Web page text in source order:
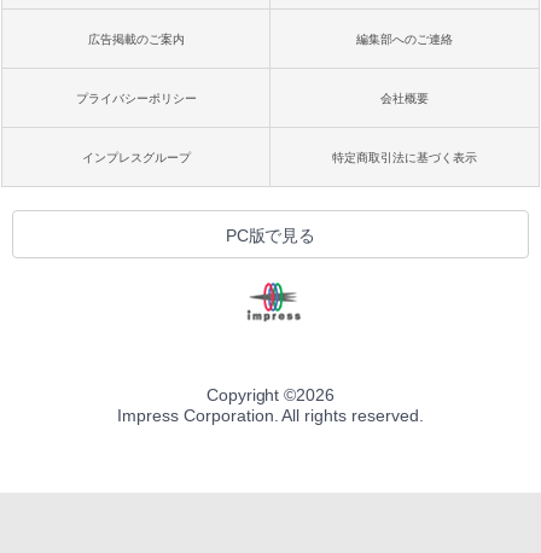
広告掲載のご案内 編集部へのご連絡
プライバシーポリシー 会社概要
インプレスグループ 特定商取引法に基づく表示
PC版で見る
Copyright ©2026
Impress Corporation. All rights reserved.